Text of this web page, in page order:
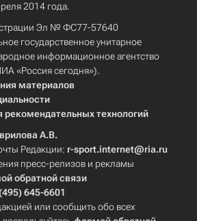
2014 года.
Эл № ФС77-57640
государственное унитарное
информационное агентство
«Россия сегодня»).
материалов
технологий
А.В.
Редакции: r-sport.internet@ria.ru
пресс-релизов и рекламы
обратной связи
645-6601
или сообщить обо всех